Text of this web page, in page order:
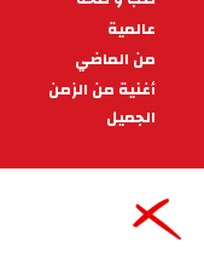
عالمية
من الماضي
أغنية من الزمن
الجميل